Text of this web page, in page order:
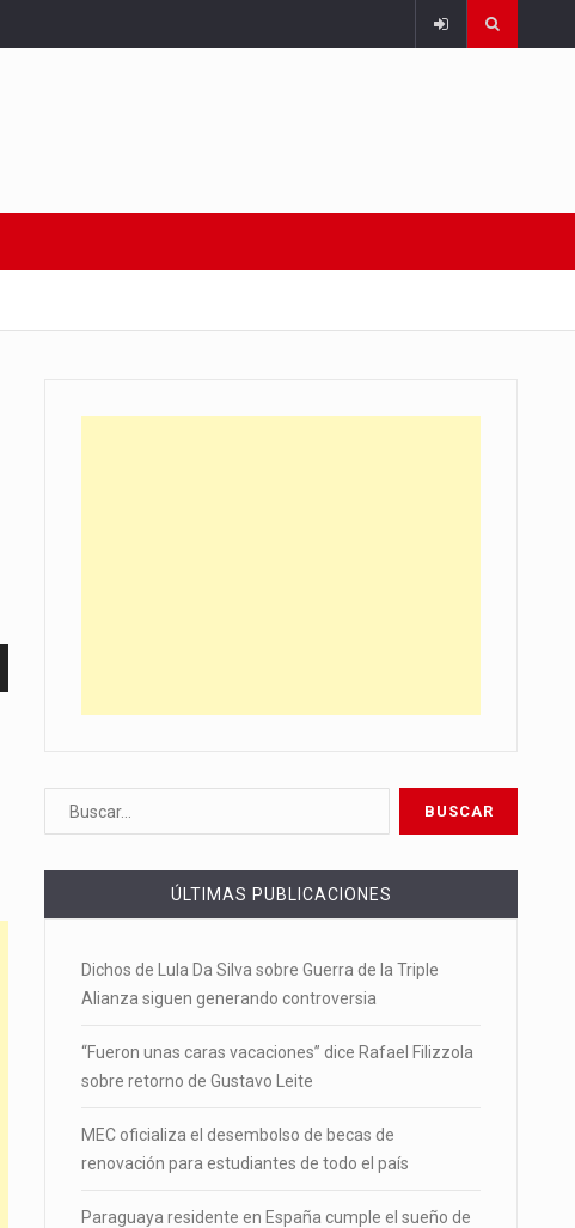
ÚLTIMAS PUBLICACIONES
Dichos de Lula Da Silva sobre Guerra de la Triple
Alianza siguen generando controversia
“Fueron unas caras vacaciones” dice Rafael Filizzola
sobre retorno de Gustavo Leite
MEC oficializa el desembolso de becas de
renovación para estudiantes de todo el país
Paraguaya residente en España cumple el sueño de